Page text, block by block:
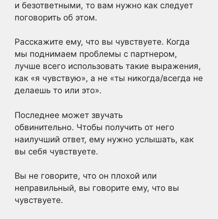
и безответными, то вам нужно как следует
поговорить об этом.
Расскажите ему, что вы чувствуете. Когда
мы поднимаем проблемы с партнером,
лучше всего использовать такие выражения,
как «я чувствую», а не «ты никогда/всегда не
делаешь то или это».
Последнее может звучать
обвинительно. Чтобы получить от него
наилучший ответ, ему нужно услышать, как
вы себя чувствуете.
Вы не говорите, что он плохой или
неправильный, вы говорите ему, что вы
чувствуете.